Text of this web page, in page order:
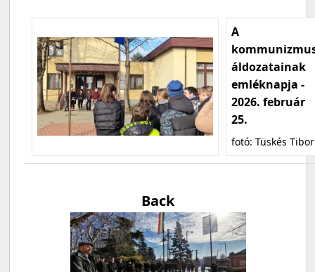
A
áldozatainak
emléknapja -
2026. február
25.
fotó: Tüskés Tibor
Back